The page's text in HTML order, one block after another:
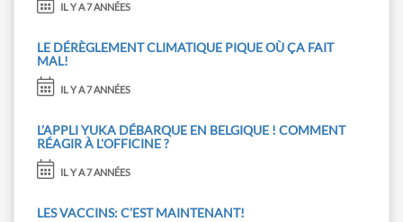
IL Y A 7 ANNÉES
LE DÉRÈGLEMENT CLIMATIQUE PIQUE OÙ ÇA FAIT
MAL!
IL Y A 7 ANNÉES
L’APPLI YUKA DÉBARQUE EN BELGIQUE ! COMMENT
RÉAGIR À L'OFFICINE ?
IL Y A 7 ANNÉES
LES VACCINS: C’EST MAINTENANT!